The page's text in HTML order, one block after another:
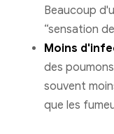
Beaucoup
“sensation
Moins
des
souvent
que les